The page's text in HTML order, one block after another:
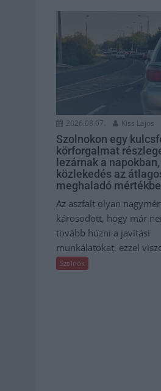
2026.08.07. Kiss Lajos
Szolnokon egy
körforgalmat
lezárnak a napokban,
közlekedés az
meghaladó
Az aszfalt olyan
károsodott, hogy már
tovább húzni a javítási
munkálatokat, ezzel
Szolnok